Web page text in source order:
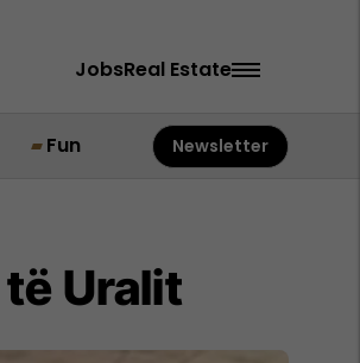
JobsReal Estate
Fun Newsletter
Uralit